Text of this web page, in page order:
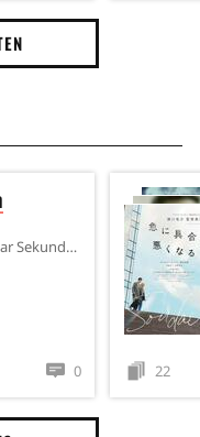
Sekunden
0 22